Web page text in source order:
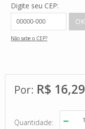
Digite seu CEP:
Não sabe o CEP?
R$ 16,29
Quantidade